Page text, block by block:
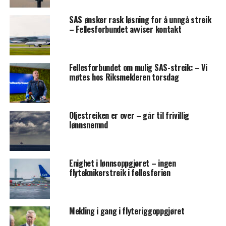
SAS ønsker rask løsning for å unngå streik
– Fellesforbundet avviser kontakt
Fellesforbundet om mulig SAS-streik: – Vi
møtes hos Riksmekleren torsdag
Oljestreiken er over – går til frivillig
lønnsnemnd
Enighet i lønnsoppgjøret – ingen
flyteknikerstreik i fellesferien
Mekling i gang i flyteriggoppgjøret